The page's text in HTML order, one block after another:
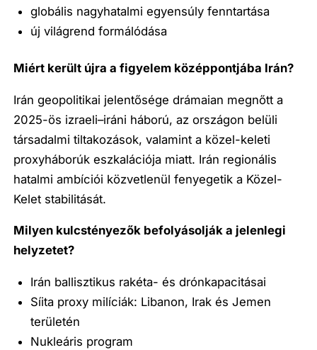
globális nagyhatalmi egyensúly fenntartása
új világrend formálódása
Miért került újra a figyelem középpontjába Irán?
Irán geopolitikai jelentősége drámaian megnőtt a
2025-ös izraeli–iráni háború, az országon belüli
társadalmi tiltakozások, valamint a közel-keleti
proxyháborúk eszkalációja miatt. Irán regionális
hatalmi ambíciói közvetlenül fenyegetik a Közel-
Kelet stabilitását.
Milyen kulcstényezők befolyásolják a jelenlegi
helyzetet?
Irán ballisztikus rakéta- és drónkapacitásai
Síita proxy milíciák: Libanon, Irak és Jemen
területén
Nukleáris program